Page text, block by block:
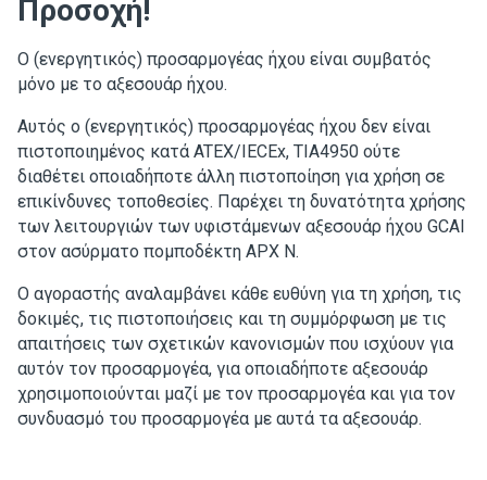
Προσοχή!
Ο (ενεργητικός) προσαρμογέας ήχου είναι συμβατός
μόνο με το αξεσουάρ ήχου.
Αυτός ο (ενεργητικός) προσαρμογέας ήχου δεν είναι
πιστοποιημένος κατά ATEX/IECEx, TIA4950 ούτε
διαθέτει οποιαδήποτε άλλη πιστοποίηση για χρήση σε
επικίνδυνες τοποθεσίες. Παρέχει τη δυνατότητα χρήσης
των λειτουργιών των υφιστάμενων αξεσουάρ ήχου GCAI
στον ασύρματο πομποδέκτη APX N.
Ο αγοραστής αναλαμβάνει κάθε ευθύνη για τη χρήση, τις
δοκιμές, τις πιστοποιήσεις και τη συμμόρφωση με τις
απαιτήσεις των σχετικών κανονισμών που ισχύουν για
αυτόν τον προσαρμογέα, για οποιαδήποτε αξεσουάρ
χρησιμοποιούνται μαζί με τον προσαρμογέα και για τον
συνδυασμό του προσαρμογέα με αυτά τα αξεσουάρ.